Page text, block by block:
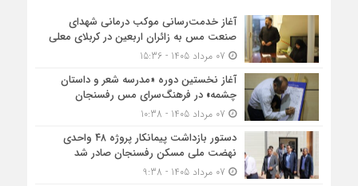
آغاز خدمت‌رسانی موکب درمانی شهدای
صنعت مس به زائران اربعین در کربلای معلی
آغاز نخستین دوره «مدرسه شعر و داستان
چشمه» در فرهنگ‌سرای مس رفسنجان
دستور بازداشت پیمانکار پروژه ۴۸ واحدی
نهضت ملی مسکن رفسنجان صادر شد